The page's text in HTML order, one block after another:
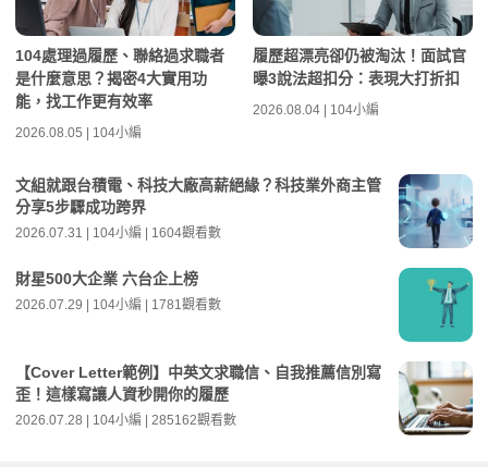
104處理過履歷、聯絡過求職者
是什麼意思？揭密4大實用功
能，找工作更有效率
2026.08.05 | 104小編
履歷超漂亮卻仍被淘汰！面試官
曝3說法超扣分：表現大打折扣
2026.08.04 | 104小編
文組就跟台積電、科技大廠高薪絕緣？科技業外商主管
分享5步驟成功跨界
2026.07.31 | 104小編 | 1604觀看數
財星500大企業 六台企上榜
2026.07.29 | 104小編 | 1781觀看數
【Cover Letter範例】中英文求職信、自我推薦信別寫
歪！這樣寫讓人資秒開你的履歷
2026.07.28 | 104小編 | 285162觀看數